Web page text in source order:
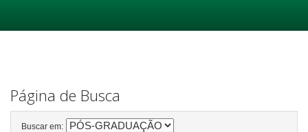
Página de Busca
Buscar em: